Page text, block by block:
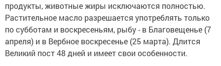
продукты, животные жиры исключаются полностью.
Растительное масло разрешается употреблять только
по субботам и воскресеньям, рыбу - в Благовещенье (7
апреля) и в Вербное воскресенье (25 марта). Длится
Великий пост 48 дней и имеет свои особенности.